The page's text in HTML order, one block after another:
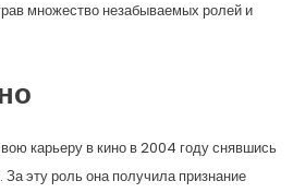
множество незабываемых ролей и
карьеру в кино в 2004 году снявшись
эту роль она получила признание